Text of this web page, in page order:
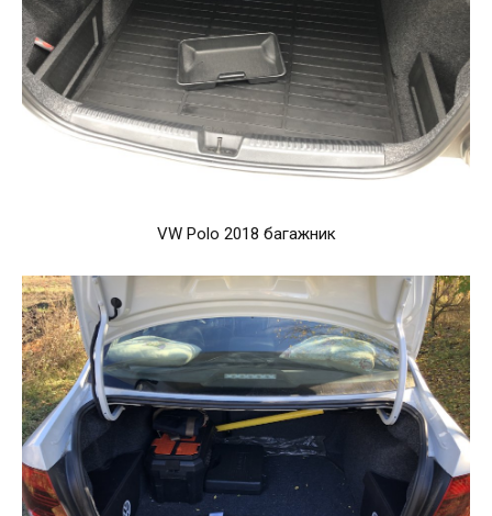
VW Polo 2018 багажник